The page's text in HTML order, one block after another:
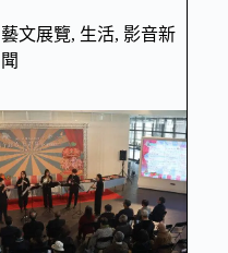
藝文展覽, 生活, 影音新
聞